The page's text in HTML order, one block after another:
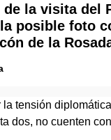
la visita del
posible foto
de la